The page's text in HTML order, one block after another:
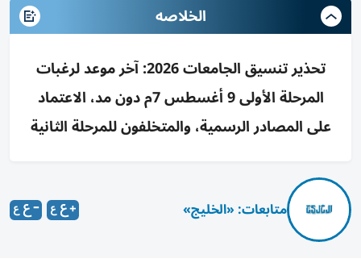
الخلاصه
تحذير تنسيق الجامعات 2026: آخر موعد لرغبات
المرحلة الأولى 9 أغسطس 7م دون مد، الاعتماد
على المصادر الرسمية، والمتخلفون للمرحلة الثانية
متابعات: «الخليج»